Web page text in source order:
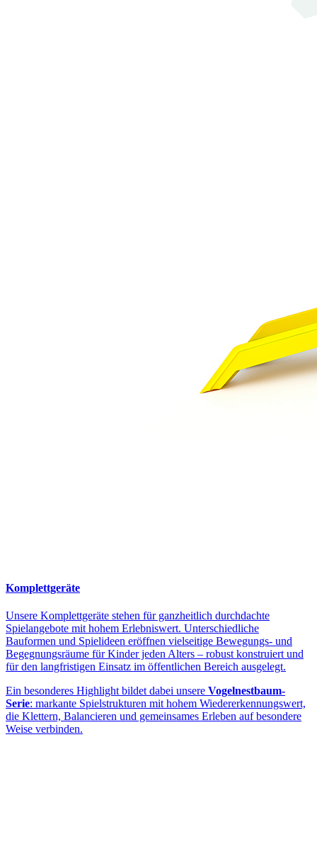
Komplettgeräte
Unsere Komplettgeräte stehen für ganzheitlich durchdachte
Spielangebote mit hohem Erlebniswert. Unterschiedliche
Bauformen und Spielideen eröffnen vielseitige Bewegungs- und
Begegnungsräume für Kinder jeden Alters – robust konstruiert und
für den langfristigen Einsatz im öffentlichen Bereich ausgelegt.
Ein besonderes Highlight bildet dabei unsere Vogelnestbaum-
Serie: markante Spielstrukturen mit hohem Wiedererkennungswert,
die Klettern, Balancieren und gemeinsames Erleben auf besondere
Weise verbinden.